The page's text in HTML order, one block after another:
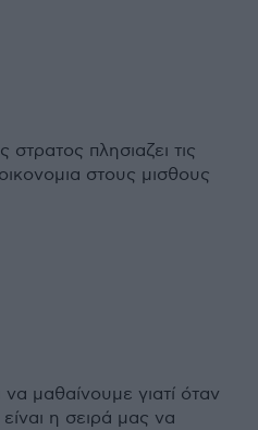
πλησιαζει τις
στους μισθους
μαθαίνουμε γιατί όταν
η σειρά μας να